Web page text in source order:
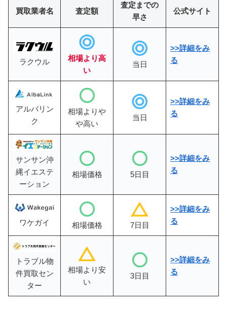
買取業者名 査定額
査定までの
早さ
公式サイト
ラクウル
相場より高
い
当日
>>詳細をみ
る
アルバリン
ク
相場よりや
や高い
当日
>>詳細をみ
る
サンサン沖
縄イエステ
ーション
相場価格 5日目
>>詳細をみ
る
ワケガイ 相場価格 7日目
>>詳細をみ
る
トラブル物
件買取セン
ター
相場より安
い
3日目
>>詳細をみ
る